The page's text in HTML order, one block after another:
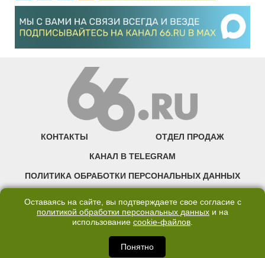
КОНТАКТЫ ОТДЕЛ ПРОДАЖ
КАНАЛ В TELEGRAM
ПОЛИТИКА ОБРАБОТКИ ПЕРСОНАЛЬНЫХ ДАННЫХ
©2007—2025 66.RU. Воспроизведение, сообщение, доведение до всеобщего
правообладателя запрещено. Сетевое издание «Современный портал
Екатеринбурга — «66.ru» (18+) зарегистрировано Федеральной службой по
Оставаясь на сайте, вы подтверждаете свое согласие с
политикой обработки персональных данных и на
использование cookie-файлов.
Понятно